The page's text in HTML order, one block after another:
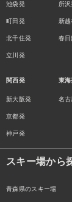
池袋発
町田発
北千住発
立川発
所沢
新
春
関西発
新大阪発
京都発
神戸発
東海
名
スキー場から
青森県のスキー場